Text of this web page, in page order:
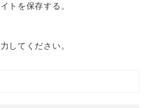
トを保存する。
してください。